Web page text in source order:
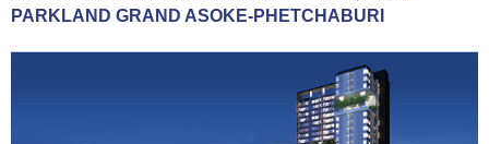
PARKLAND GRAND ASOKE-PHETCHABURI